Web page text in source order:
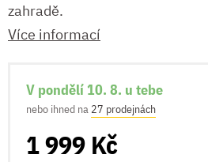
zahradě.
Více informací
V pondělí 10. 8. u tebe
nebo ihned na 27 prodejnách
1 999 Kč